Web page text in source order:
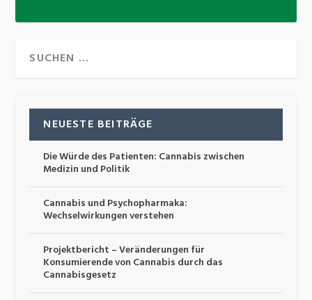
NEUESTE BEITRÄGE
Die Würde des Patienten: Cannabis zwischen
Medizin und Politik
Cannabis und Psychopharmaka:
Wechselwirkungen verstehen
Projektbericht – Veränderungen für
Konsumierende von Cannabis durch das
Cannabisgesetz